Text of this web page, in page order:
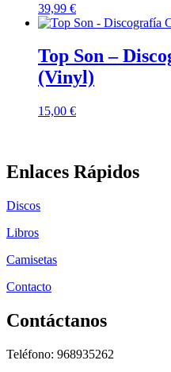
39,99 €
Top Son –
(Vinyl)
15,00 €
Enlaces Rápidos
Discos
Libros
Camisetas
Contacto
Contáctanos
Teléfono: 968935262